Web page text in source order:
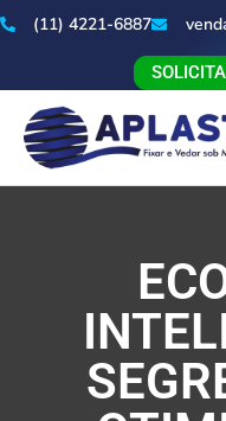
(11) 4221-6887